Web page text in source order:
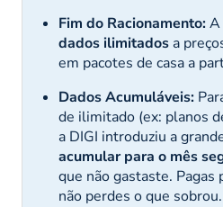
Fim do Racionamento:A
dados ilimitados a
em pacotes de casa a
Dados Acumuláveis:
de ilimitado (ex: planos
a DIGI introduziu a
acumular para o mês
que não gastaste. Pagas
não perdes o que sobrou.